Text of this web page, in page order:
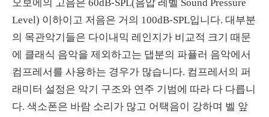
오보에의 고음은 60dB-SPL(음압 레벨 Sound Pressure
Level) 이하이고 저음은 거의 100dB-SPL입니다. 대부분
의 목관악기들은 다이내믹 레인지가 비교적 크기 때문
에 클래식 음악을 제외하고는 댑분의 파퓰러 음악에서
컴프레서를 사용하는 경우가 많습니다. 컴프레서의 퍼
래미터 설정은 악기 구조와 연주 기범에 따라 다 다릅니
다. 색소폰은 바람 소리가 많고 어택음이 강하며 벨 앞